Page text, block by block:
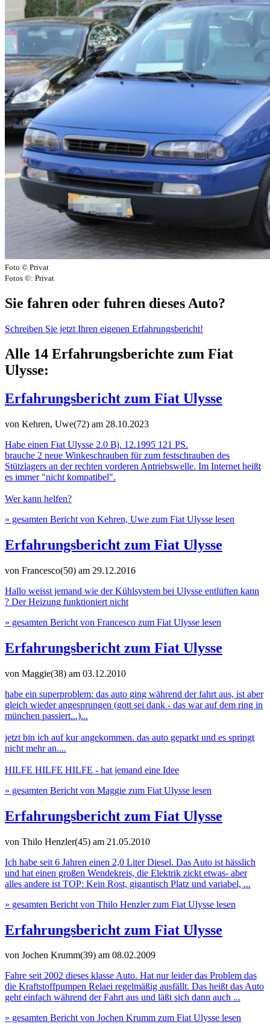
Foto © Privat
Fotos ©: Privat
Sie fahren oder fuhren dieses Auto?
Schreiben Sie jetzt Ihren eigenen Erfahrungsbericht!
Alle 14 Erfahrungsberichte zum Fiat
Ulysse:
Erfahrungsbericht zum Fiat Ulysse
von Kehren, Uwe(72) am 28.10.2023
Habe einen Fiat Ulysse 2.0 Bj. 12.1995 121 PS.
brauche 2 neue Winkeschrauben für zum festschrauben des
Stützlagers an der rechten vorderen Antriebswelle. Im Internet heißt
es immer "nicht kompatibel".
Wer kann helfen?
» gesamten Bericht von Kehren, Uwe zum Fiat Ulysse lesen
Erfahrungsbericht zum Fiat Ulysse
von Francesco(50) am 29.12.2016
Hallo weisst jemand wie der Kühlsystem bei Ulysse entlüften kann
? Der Heizung funktioniert nicht
» gesamten Bericht von Francesco zum Fiat Ulysse lesen
Erfahrungsbericht zum Fiat Ulysse
von Maggie(38) am 03.12.2010
habe ein superproblem: das auto ging während der fahrt aus, ist aber
gleich wieder angesprungen (gott sei dank - das war auf dem ring in
münchen passiert...)...
jetzt bin ich auf kur angekommen. das auto geparkt und es springt
nicht mehr an....
HILFE HILFE HILFE - hat jemand eine Idee
» gesamten Bericht von Maggie zum Fiat Ulysse lesen
Erfahrungsbericht zum Fiat Ulysse
von Thilo Henzler(45) am 21.05.2010
Ich habe seit 6 Jahren einen 2,0 Liter Diesel. Das Auto ist hässlich
und hat einen großen Wendekreis, die Elektrik zickt etwas- aber
alles andere ist TOP: Kein Rost, gigantisch Platz und variabel, ...
» gesamten Bericht von Thilo Henzler zum Fiat Ulysse lesen
Erfahrungsbericht zum Fiat Ulysse
von Jochen Krumm(39) am 08.02.2009
Fahre seit 2002 dieses klasse Auto. Hat nur leider das Problem das
die Kraftstoffpumpen Relaei regelmäßig ausfällt. Das heißt das Auto
geht einfach während der Fahrt aus und läßt sich dann auch ...
» gesamten Bericht von Jochen Krumm zum Fiat Ulysse lesen